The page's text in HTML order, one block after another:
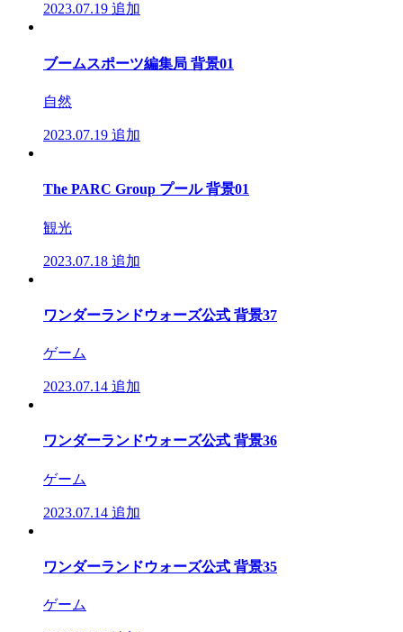
2023.07.19 追加
ブームスポーツ編集局 背景01
自然
2023.07.19 追加
The PARC Group プール 背景01
観光
2023.07.18 追加
ワンダーランドウォーズ公式 背景37
ゲーム
2023.07.14 追加
ワンダーランドウォーズ公式 背景36
ゲーム
2023.07.14 追加
ワンダーランドウォーズ公式 背景35
ゲーム